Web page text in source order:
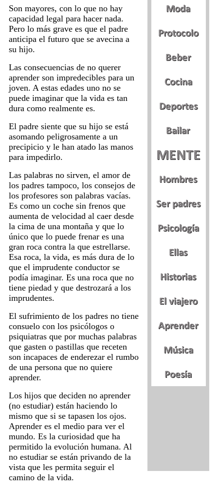
Son mayores, con lo que no hay
capacidad legal para hacer nada.
Pero lo más grave es que el padre
anticipa el futuro que se avecina a
su hijo.
Las consecuencias de no querer
aprender son impredecibles para un
joven. A estas edades uno no se
puede imaginar que la vida es tan
dura como realmente es.
El padre siente que su hijo se está
asomando peligrosamente a un
precipicio y le han atado las manos
para impedirlo.
Las palabras no sirven, el amor de
los padres tampoco, los consejos de
los profesores son palabras vacías.
Es como un coche sin frenos que
aumenta de velocidad al caer desde
la cima de una montaña y que lo
único que lo puede frenar es una
gran roca contra la que estrellarse.
Esa roca, la vida, es más dura de lo
que el imprudente conductor se
podía imaginar. Es una roca que no
tiene piedad y que destrozará a los
imprudentes.
El sufrimiento de los padres no tiene
consuelo con los psicólogos o
psiquiatras que por muchas palabras
que gasten o pastillas que receten
son incapaces de enderezar el rumbo
de una persona que no quiere
aprender.
Los hijos que deciden no aprender
(no estudiar) están haciendo lo
mismo que si se tapasen los ojos.
Aprender es el medio para ver el
mundo. Es la curiosidad que ha
permitido la evolución humana. Al
no estudiar se están privando de la
vista que les permita seguir el
camino de la vida.